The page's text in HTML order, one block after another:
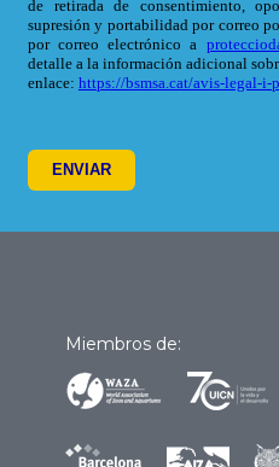
Miembros de: